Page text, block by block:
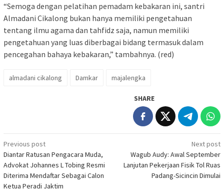
“Semoga dengan pelatihan pemadam kebakaran ini, santri
Almadani Cikalong bukan hanya memiliki pengetahuan
tentang ilmu agama dan tahfidz saja, namun memiliki
pengetahuan yang luas diberbagai bidang termasuk dalam
pencegahan bahaya kebakaran,” tambahnya. (red)
almadani cikalong Damkar majalengka
SHARE
Post
navigation
Previous post
Diantar Ratusan Pengacara Muda,
Advokat Johannes L Tobing Resmi
Diterima Mendaftar Sebagai Calon
Ketua Peradi Jaktim
Next post
Wagub Audy: Awal September
Lanjutan Pekerjaan Fisik Tol Ruas
Padang-Sicincin Dimulai